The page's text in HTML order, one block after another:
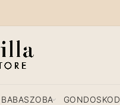
BABASZOBA